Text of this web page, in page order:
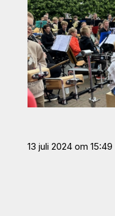
13 juli 2024 om 15:49